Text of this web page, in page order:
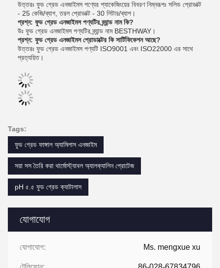
যোগাযোগ
যোগাযোগ: Ms. mengxue xu
উত্তরঃ ফুড গ্রেড এনজাইমস পণ্যের প্যাকেজিংয়ের বিবরণ নিম্নরূপঃ সলিড প্রোডাক্ট
- 25 কেজি/ব্যাগ, তরল প্রোডাক্ট - 30 লিটার/ব্যাপ।
প্রশ্ন: ফুড গ্রেড এনজাইমস পণ্যটির ব্র্যান্ড নাম কি?
উঃ ফুড গ্রেড এনজাইমস পণ্যটির ব্র্যান্ড নাম BESTHWAY।
প্রশ্ন: ফুড গ্রেড এনজাইমস প্রোডাক্টের কি সার্টিফিকেশন আছে?
উত্তরঃ ফুড গ্রেড এনজাইমস পণ্যটি ISO9001 এবং ISO22000 এর সাথে
প্রত্যয়িত।
Tags:
ফুড গ্রেড ফাঙ্গাল অ্যামিলাস এনজাইম
সয়া সস তৈরি করা থার্মোস্ট্যাবল অ্যালক্যালিন প্রোটেজ
pH ৫.৫ ফুড গ্রেড ক্যাটালাস